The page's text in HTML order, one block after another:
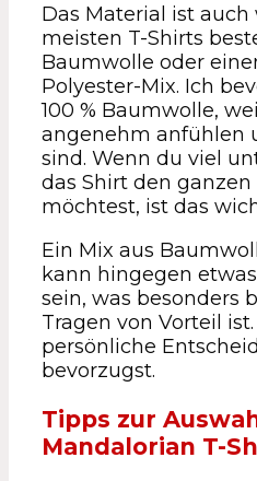
Das Material ist auch
meisten T-Shirts
Baumwolle oder
Polyester-Mix. Ich
100 % Baumwolle,
angenehm anfühlen
sind. Wenn du viel
das Shirt den ganzen
möchtest, ist das
Ein Mix aus
kann hingegen
sein, was besonders
Tragen von Vorteil
persönliche
bevorzugst.
Tipps zur
Mandalorian T-